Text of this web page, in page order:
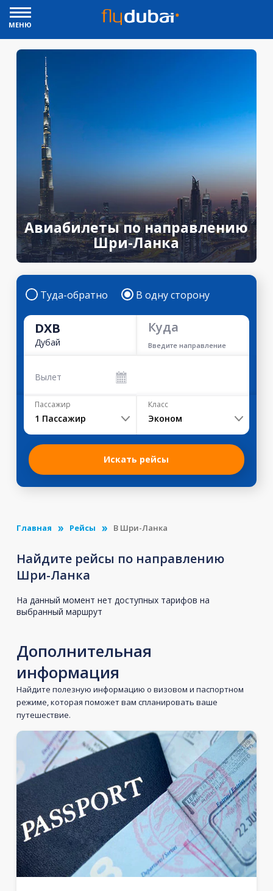
МЕНЮ
Авиабилеты по направлению
Шри-Ланка
Туда-обратно В одну сторону
DXB
Дубай
Куда
Введите направление
Вылет
Пассажир
1 Пассажир
Класс
Эконом
Искать рейсы
Главная Рейсы В Шри-Ланка
Найдите рейсы по направлению
Шри-Ланка
На данный момент нет доступных тарифов на
выбранный маршрут
Дополнительная
информация
Найдите полезную информацию о визовом и паспортном
режиме, которая поможет вам спланировать ваше
путешествие.